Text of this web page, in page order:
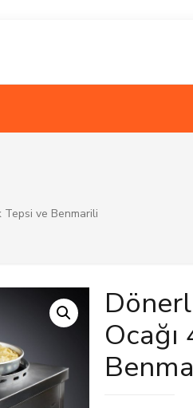
Tepsi ve Benmarili